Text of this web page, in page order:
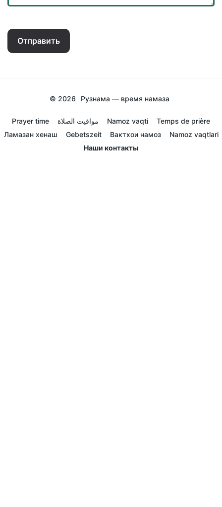
Отправить
© 2026 Рузнама — время намаза
Prayer time مواقيت الصلاة Namoz vaqti
Temps de prière
Ламазан хенаш
Gebetszeit Вактхои намоз
Namoz vaqtlari
Наши контакты